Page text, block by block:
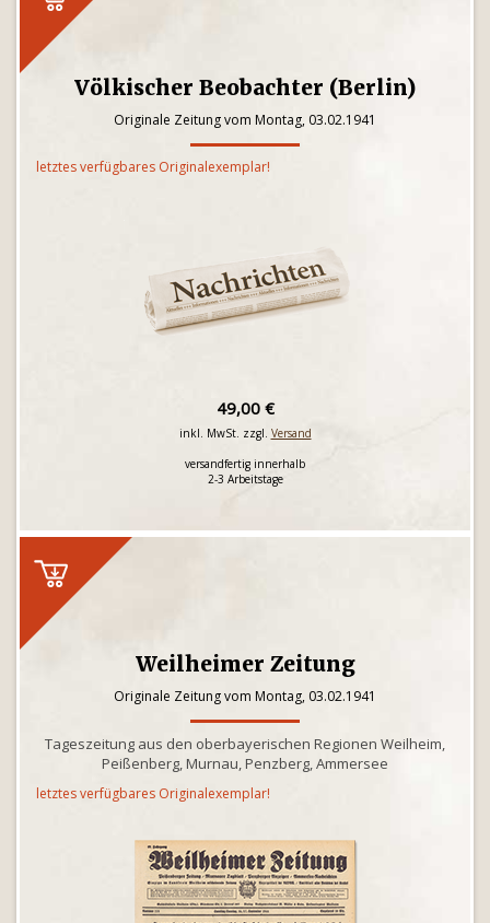
Völkischer Beobachter (Berlin)
Originale Zeitung vom Montag, 03.02.1941
letztes verfügbares Originalexemplar!
49,00 €
inkl. MwSt. zzgl. Versand
versandfertig innerhalb
2-3 Arbeitstage
Weilheimer Zeitung
Originale Zeitung vom Montag, 03.02.1941
Tageszeitung aus den oberbayerischen Regionen Weilheim,
Peißenberg, Murnau, Penzberg, Ammersee
letztes verfügbares Originalexemplar!